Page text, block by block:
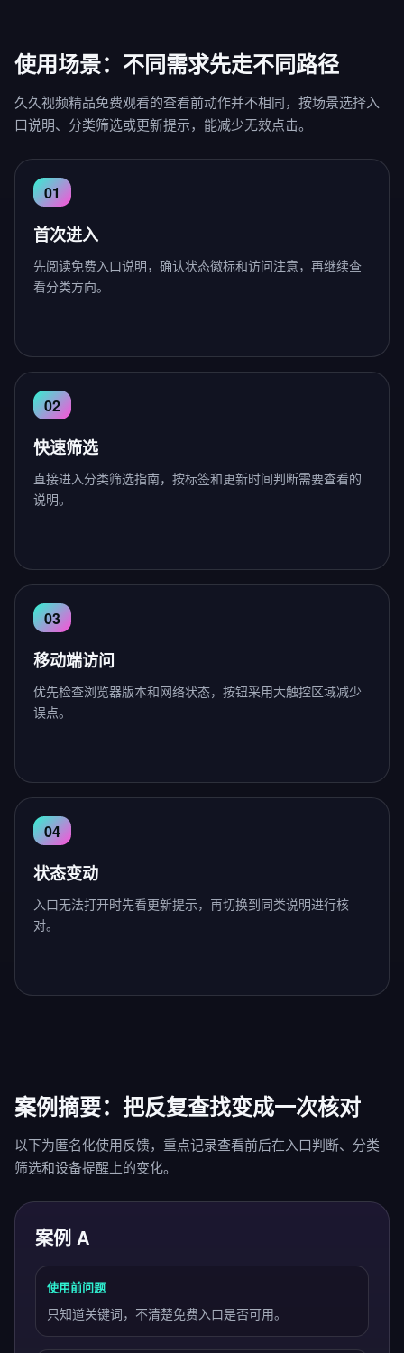
使用场景：不同需求先走不同路径
久久视频精品免费观看的查看前动作并不相同，按场景选择入
口说明、分类筛选或更新提示，能减少无效点击。
首次进入
先阅读免费入口说明，确认状态徽标和访问注意，再继续查
看分类方向。
快速筛选
直接进入分类筛选指南，按标签和更新时间判断需要查看的
说明。
移动端访问
优先检查浏览器版本和网络状态，按钮采用大触控区域减少
误点。
状态变动
入口无法打开时先看更新提示，再切换到同类说明进行核
对。
案例摘要：把反复查找变成一次核对
以下为匿名化使用反馈，重点记录查看前后在入口判断、分类
筛选和设备提醒上的变化。
案例 A
使用前问题
只知道关键词，不清楚免费入口是否可用。